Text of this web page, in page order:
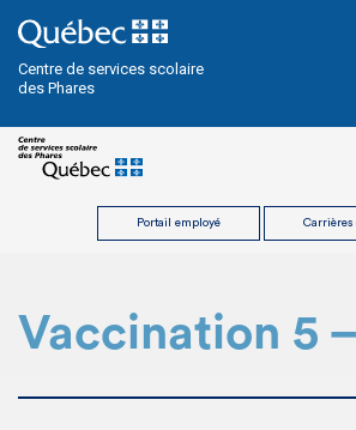
Centre de services scolaire
des Phares
Portail employé Carrières
Vaccination 5 –